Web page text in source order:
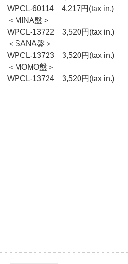
WPCL-60114 4,217円(tax in.)
＜MINA盤＞
WPCL-13722 3,520円(tax in.)
＜SANA盤＞
WPCL-13723 3,520円(tax in.)
＜MOMO盤＞
WPCL-13724 3,520円(tax in.)